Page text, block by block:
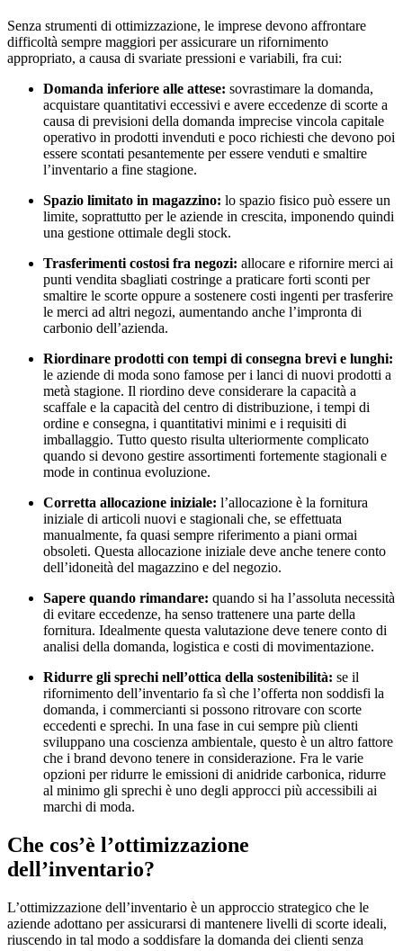
Senza strumenti di ottimizzazione, le imprese devono affrontare
difficoltà sempre maggiori per assicurare un rifornimento
appropriato, a causa di svariate pressioni e variabili, fra cui:
Domanda inferiore alle attese: sovrastimare la domanda,
acquistare quantitativi eccessivi e avere eccedenze di scorte a
causa di previsioni della domanda imprecise vincola capitale
operativo in prodotti invenduti e poco richiesti che devono poi
essere scontati pesantemente per essere venduti e smaltire
l’inventario a fine stagione.
Spazio limitato in magazzino: lo spazio fisico può essere un
limite, soprattutto per le aziende in crescita, imponendo quindi
una gestione ottimale degli stock.
Trasferimenti costosi fra negozi: allocare e rifornire merci ai
punti vendita sbagliati costringe a praticare forti sconti per
smaltire le scorte oppure a sostenere costi ingenti per trasferire
le merci ad altri negozi, aumentando anche l’impronta di
carbonio dell’azienda.
Riordinare prodotti con tempi di consegna brevi e lunghi:
le aziende di moda sono famose per i lanci di nuovi prodotti a
metà stagione. Il riordino deve considerare la capacità a
scaffale e la capacità del centro di distribuzione, i tempi di
ordine e consegna, i quantitativi minimi e i requisiti di
imballaggio. Tutto questo risulta ulteriormente complicato
quando si devono gestire assortimenti fortemente stagionali e
mode in continua evoluzione.
Corretta allocazione iniziale: l’allocazione è la fornitura
iniziale di articoli nuovi e stagionali che, se effettuata
manualmente, fa quasi sempre riferimento a piani ormai
obsoleti. Questa allocazione iniziale deve anche tenere conto
dell’idoneità del magazzino e del negozio.
Sapere quando rimandare: quando si ha l’assoluta necessità
di evitare eccedenze, ha senso trattenere una parte della
fornitura. Idealmente questa valutazione deve tenere conto di
analisi della domanda, logistica e costi di movimentazione.
Ridurre gli sprechi nell’ottica della sostenibilità: se il
rifornimento dell’inventario fa sì che l’offerta non soddisfi la
domanda, i commercianti si possono ritrovare con scorte
eccedenti e sprechi. In una fase in cui sempre più clienti
sviluppano una coscienza ambientale, questo è un altro fattore
che i brand devono tenere in considerazione. Fra le varie
opzioni per ridurre le emissioni di anidride carbonica, ridurre
al minimo gli sprechi è uno degli approcci più accessibili ai
marchi di moda.
Che cos’è l’ottimizzazione
dell’inventario?
L’ottimizzazione dell’inventario è un approccio strategico che le
aziende adottano per assicurarsi di mantenere livelli di scorte ideali,
riuscendo in tal modo a soddisfare la domanda dei clienti senza